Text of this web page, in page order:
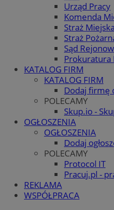
Urząd Pracy
Komenda
Straż Miejska
Straż
Sąd
Prokuratura
KATALOG FIRM
KATALOG FIRM
Dodaj firmę
POLECAMY
Skup.io -
OGŁOSZENIA
OGŁOSZENIA
Dodaj
POLECAMY
Protocol IT
Pracuj.pl -
REKLAMA
WSPÓŁPRACA